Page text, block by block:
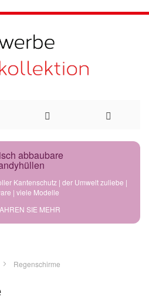
abbaubare
Kantenschutz | der Umwelt zuliebe |
| viele Modelle
SIE MEHR
Regenschirme